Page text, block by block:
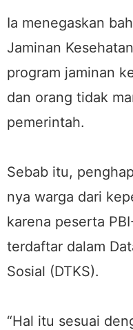
Ia menegaskan
Jaminan
program jaminan
dan orang tidak
pemerintah.
Sebab itu,
nya warga dari
karena peserta
terdaftar dalam
Sosial (DTKS).
“Hal itu sesuai